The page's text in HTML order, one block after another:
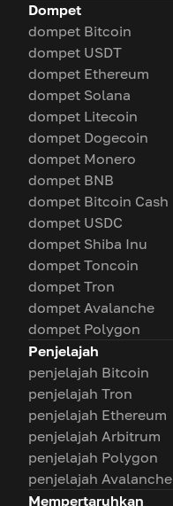
Dompet
dompet Bitcoin
dompet USDT
dompet Ethereum
dompet Solana
dompet Litecoin
dompet Dogecoin
dompet Monero
dompet BNB
dompet Bitcoin Cash
dompet USDC
dompet Shiba Inu
dompet Toncoin
dompet Tron
dompet Avalanche
dompet Polygon
Penjelajah
penjelajah Bitcoin
penjelajah Tron
penjelajah Ethereum
penjelajah Arbitrum
penjelajah Polygon
penjelajah Avalanche
Mempertaruhkan